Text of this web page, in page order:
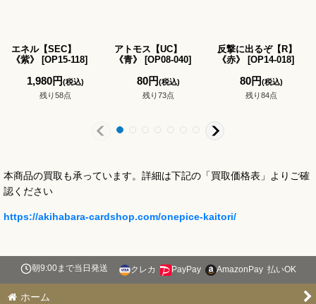
エネル【SEC】
《紫》
[OP15-118]
1,980円(税込)
残り58点
アトモス【UC】
《青》
[OP08-040]
80円(税込)
残り73点
反撃に出るぞ【R】
《赤》
[OP14-018]
80円(税込)
残り84点
本商品の買取も承っています。詳細は下記の「買取価格表」よりご確
認ください
https://akihabara-cardshop.com/onepice-kaitori/
朝9:00まで当日発送 クレカ PayPay AmazonPay 払いOK
ホーム